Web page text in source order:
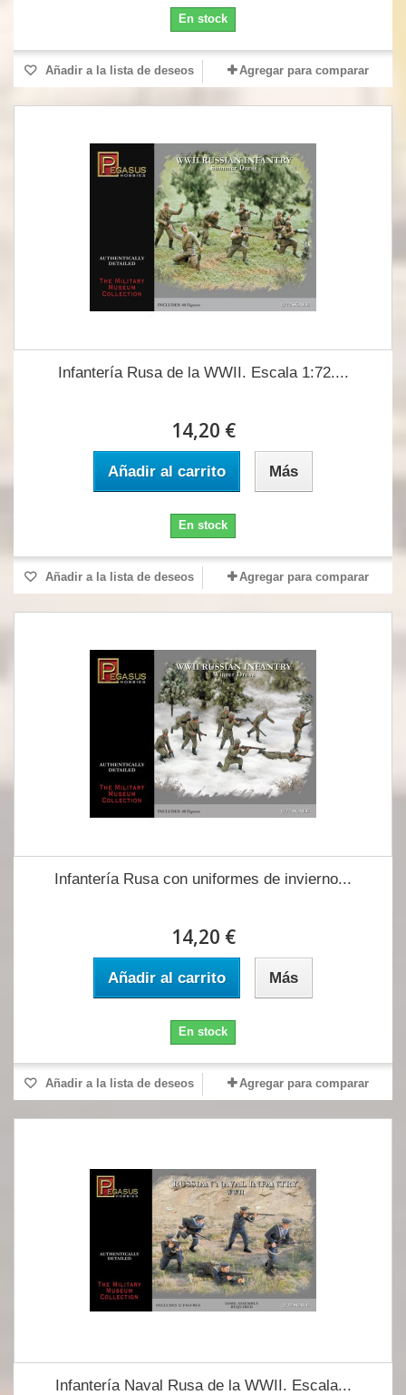
En stock
Añadir a la lista de deseos Agregar para comparar
Infantería Rusa de la WWII. Escala 1:72....
14,20 €
Añadir al carrito Más
En stock
Añadir a la lista de deseos Agregar para comparar
Infantería Rusa con uniformes de invierno...
14,20 €
Añadir al carrito Más
En stock
Añadir a la lista de deseos Agregar para comparar
Infantería Naval Rusa de la WWII. Escala...